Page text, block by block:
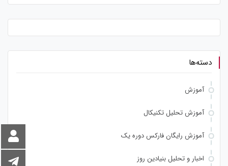
دسته‌ها
آموزش
آموزش تحلیل تکنیکال
آموزش رایگان فارکس دوره یک
اخبار و تحلیل بنیادین روز